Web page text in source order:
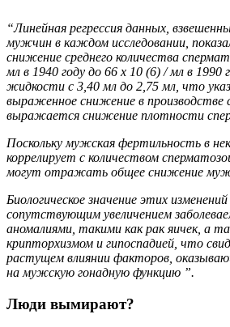
“Линейная регрессия данных,
мужчин в каждом исследовании,
снижение среднего количества
мл в 1940 году до 66 х 10 (6) / мл в 1990
жидкости с 3,40 мл до 2,75 мл, что
выраженное снижение в производстве
выражается снижение плотности
Поскольку мужская фертильность в
коррелирует с количеством
могут отражать общее снижение
Биологическое значение этих
сопутствующим увеличением
аномалиями, такими как рак яичек, а
крипторхизмом и гипоспадией, что
растущем влиянии факторов,
на мужскую гонадную функцию ”.
Люди вымирают?